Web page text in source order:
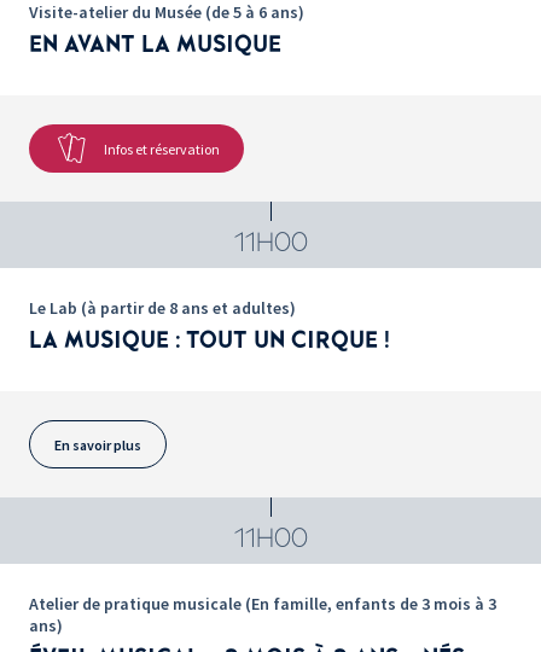
Visite-atelier du Musée (de 5 à 6 ans)
EN AVANT LA MUSIQUE
Infos et réservation
11H00
Le Lab (à partir de 8 ans et adultes)
LA MUSIQUE : TOUT UN CIRQUE !
En savoir plus
11H00
Atelier de pratique musicale (En famille, enfants de 3 mois à 3
ans)